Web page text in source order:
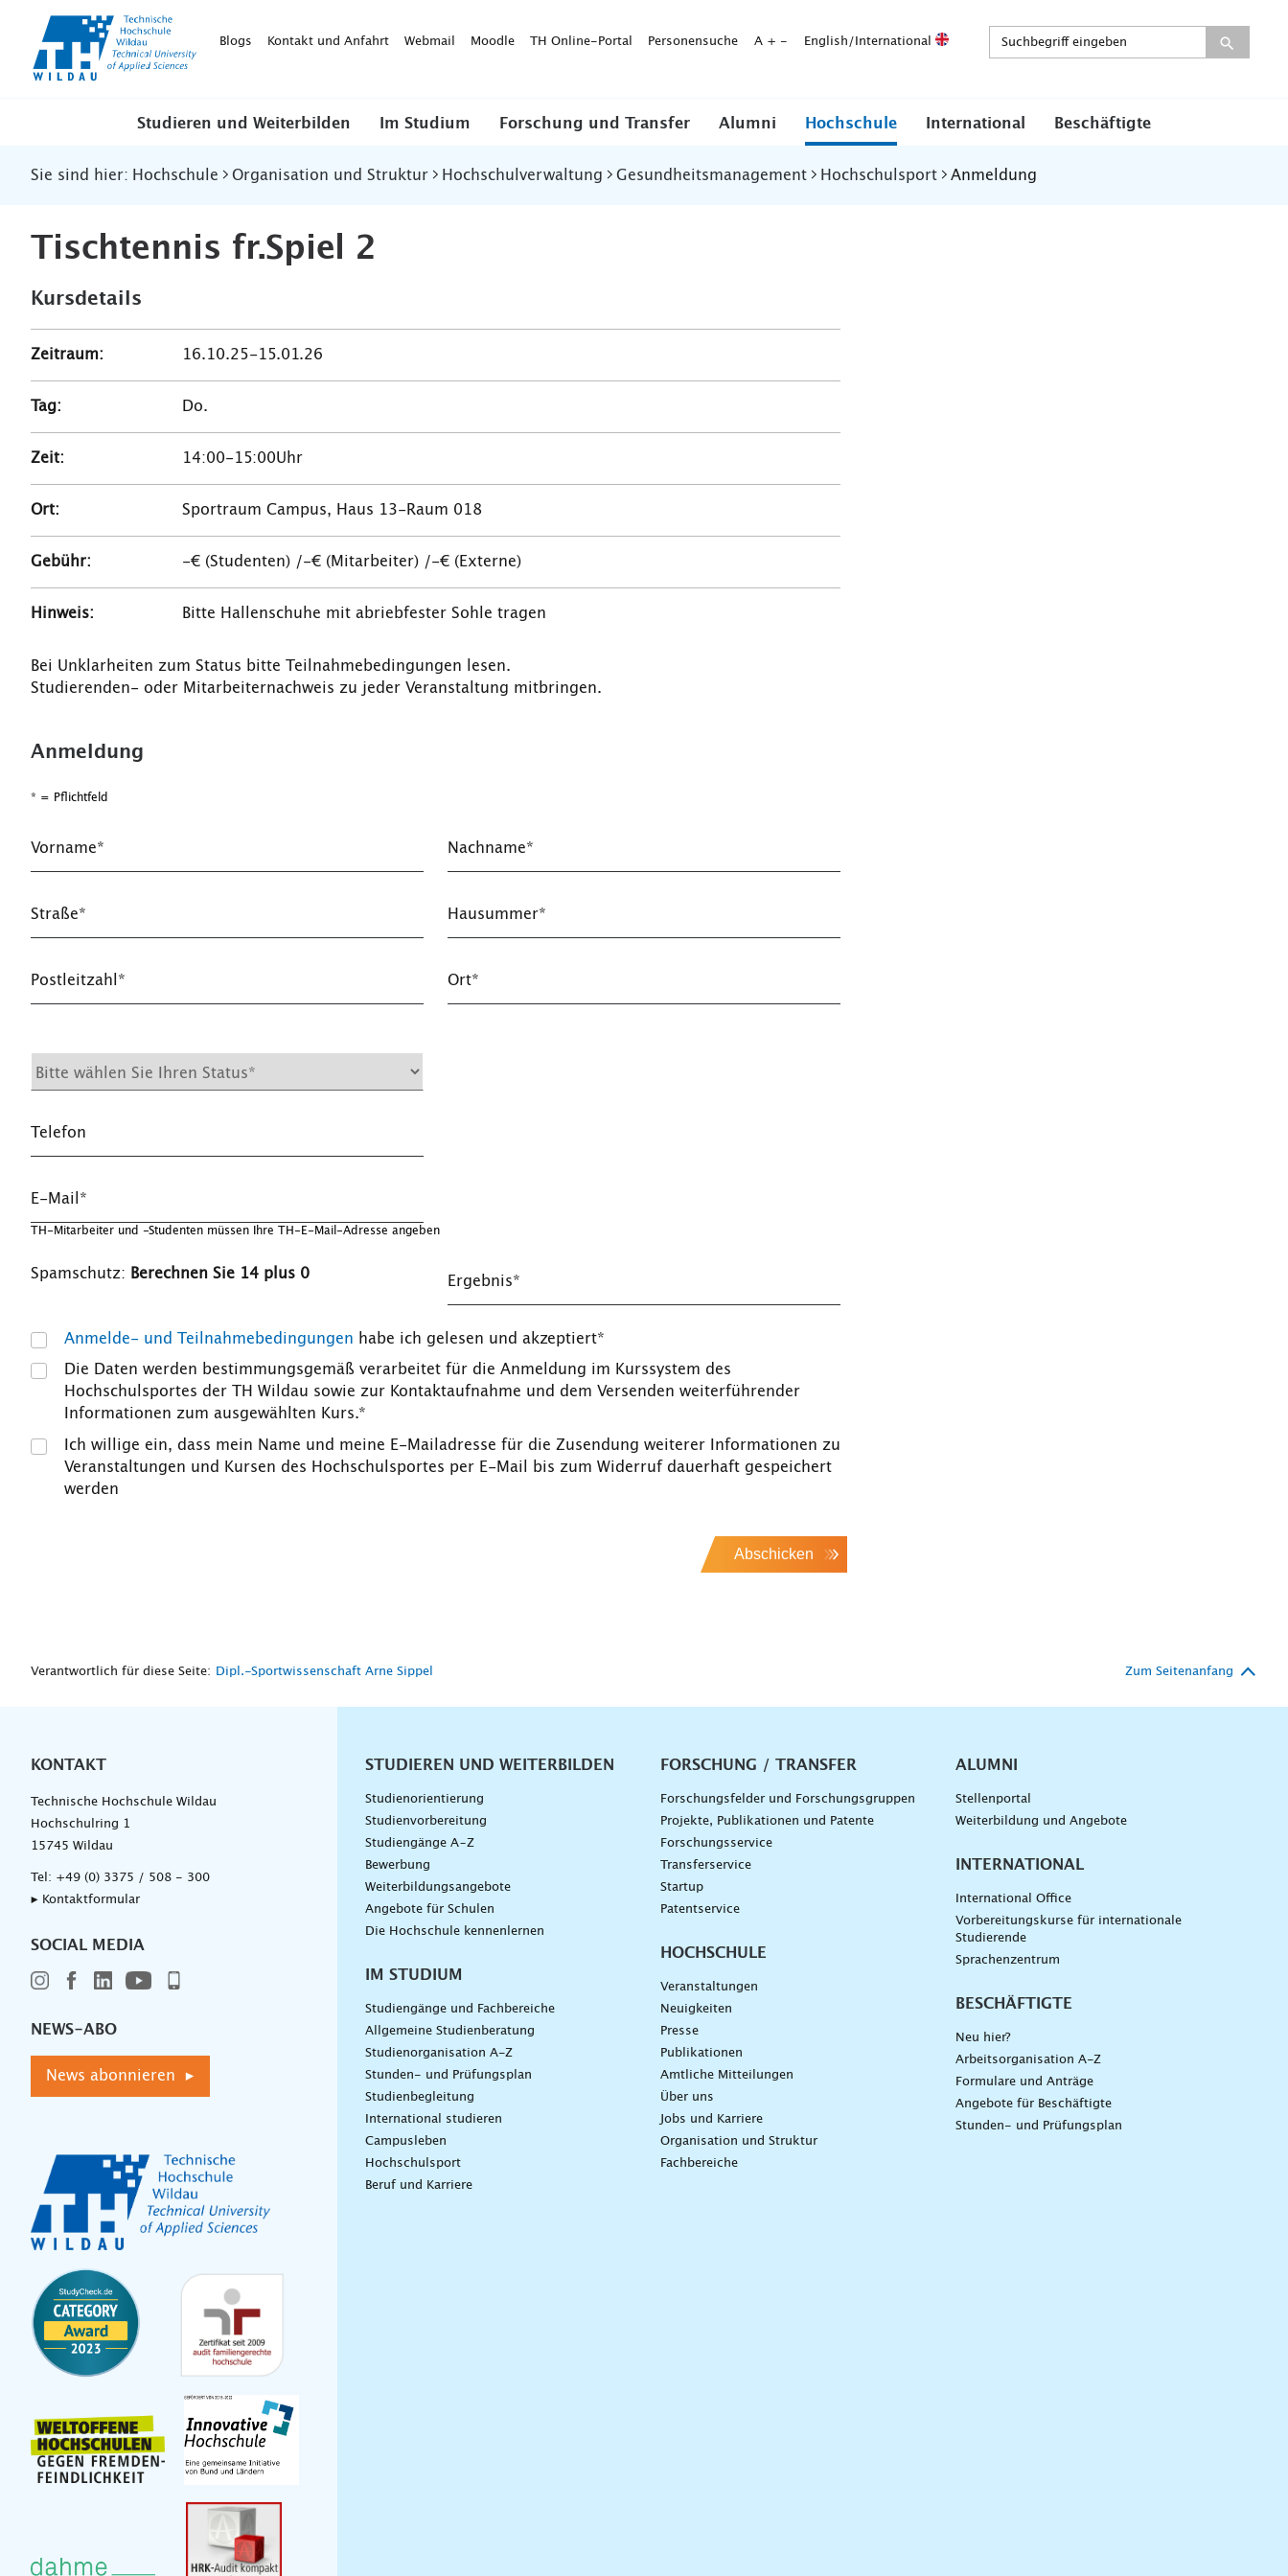
WildauBlogs Kontakt und Anfahrt Webmail Moodle TH Online-Portal Personensuche A + - English/International
Studieren und Weiterbilden Im Studium Forschung und Transfer Alumni Hochschule International Beschäftigte
Sie sind hier: Hochschule Organisation und Struktur Hochschulverwaltung Gesundheitsmanagement Hochschulsport Anmeldung
Tischtennis fr.Spiel 2
Kursdetails
Zeitraum: 16.10.25-15.01.26
Tag: Do.
Zeit: 14:00-15:00Uhr
Ort: Sportraum Campus, Haus 13-Raum 018
Gebühr: -€ (Studenten) /-€ (Mitarbeiter) /-€ (Externe)
Hinweis: Bitte Hallenschuhe mit abriebfester Sohle tragen
Bei Unklarheiten zum Status bitte Teilnahmebedingungen lesen.
Studierenden- oder Mitarbeiternachweis zu jeder Veranstaltung mitbringen.
Anmeldung
* = Pflichtfeld
Vorname* Nachname*
Straße* Hausummer*
Postleitzahl* Ort*
Telefon
E-Mail*
TH-Mitarbeiter und -Studenten müssen Ihre TH-E-Mail-Adresse angeben
Spamschutz: Berechnen Sie 14 plus 0 Ergebnis*
Anmelde- und Teilnahmebedingungen habe ich gelesen und akzeptiert*
Die Daten werden bestimmungsgemäß verarbeitet für die Anmeldung im Kurssystem des
Hochschulsportes der TH Wildau sowie zur Kontaktaufnahme und dem Versenden weiterführender
Informationen zum ausgewählten Kurs.*
Ich willige ein, dass mein Name und meine E-Mailadresse für die Zusendung weiterer Informationen zu
Veranstaltungen und Kursen des Hochschulsportes per E-Mail bis zum Widerruf dauerhaft gespeichert
werden
Abschicken
Verantwortlich für diese Seite: Dipl.-Sportwissenschaft Arne Sippel Zum Seitenanfang
KONTAKT
Technische Hochschule Wildau
Hochschulring 1
15745 Wildau
Tel: +49 (0) 3375 / 508 - 300
▸ Kontaktformular
SOCIAL MEDIA
NEWS-ABO
News abonnieren ▸
Unternavigation
STUDIEREN UND WEITERBILDEN
Studienorientierung
Studienvorbereitung
Studiengänge A–Z
Bewerbung
Weiterbildungsangebote
Angebote für Schulen
Die Hochschule kennenlernen
IM STUDIUM
Studiengänge und Fachbereiche
Allgemeine Studienberatung
Studienorganisation A-Z
Stunden- und Prüfungsplan
Studienbegleitung
International studieren
Campusleben
Hochschulsport
Beruf und Karriere
FORSCHUNG / TRANSFER
Forschungsfelder und Forschungsgruppen
Projekte, Publikationen und Patente
Forschungsservice
Transferservice
Startup
Patentservice
HOCHSCHULE
Veranstaltungen
Neuigkeiten
Presse
Publikationen
Amtliche Mitteilungen
Über uns
Jobs und Karriere
Organisation und Struktur
Fachbereiche
ALUMNI
Stellenportal
Weiterbildung und Angebote
INTERNATIONAL
International Office
Vorbereitungskurse für internationale
Studierende
Sprachenzentrum
BESCHÄFTIGTE
Neu hier?
Arbeitsorganisation A-Z
Formulare und Anträge
Angebote für Beschäftigte
Stunden- und Prüfungsplan